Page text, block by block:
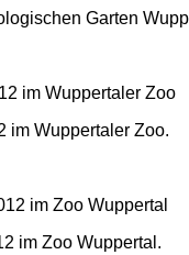
Garten
im Wuppertaler Zoo.
im Zoo Wuppertal.